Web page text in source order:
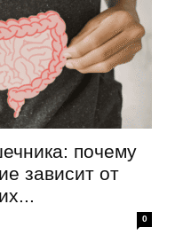
почему
зависит от
0